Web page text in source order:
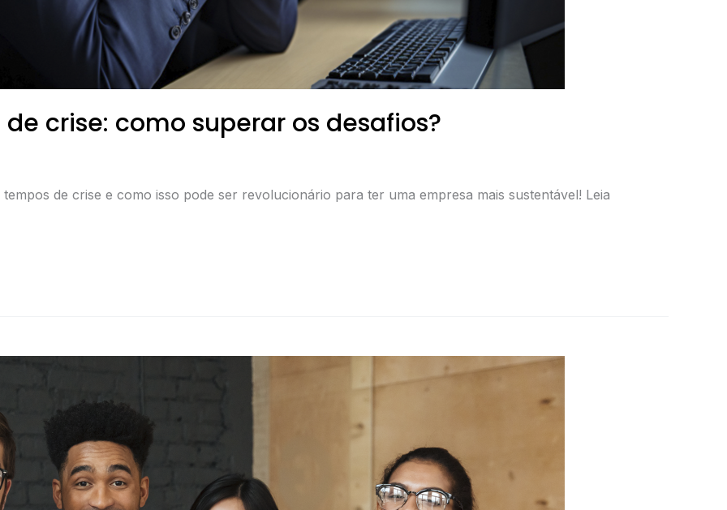
crise: como superar os desafios?
de crise e como isso pode ser revolucionário para ter uma empresa mais sustentável! Leia